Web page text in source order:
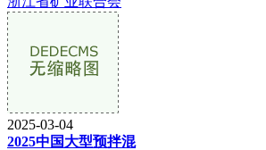
2025-03-04
2025中国大型预拌混